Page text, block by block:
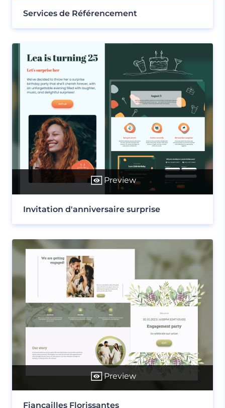
Services de Référencement
Preview
Invitation d'anniversaire surprise
Preview
Fiançailles Florissantes